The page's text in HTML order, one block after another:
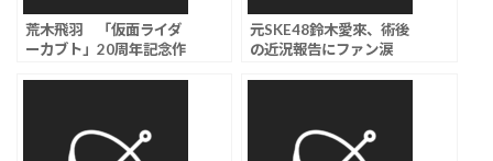
荒木飛羽 「仮面ライダ
ーカブト」20周年記念作
元SKE48鈴木愛來、術後
の近況報告にファン涙